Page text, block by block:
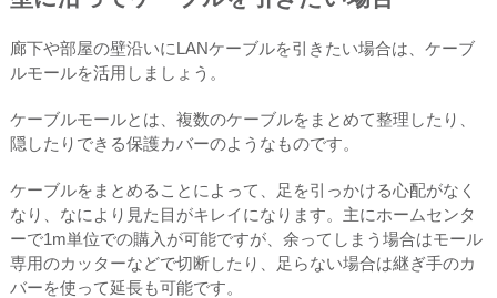
廊下や部屋の壁沿いにLANケーブルを引きたい場合は、ケーブ
ルモールを活用しましょう。
ケーブルモールとは、複数のケーブルをまとめて整理したり、
隠したりできる保護カバーのようなものです。
ケーブルをまとめることによって、足を引っかける心配がなく
なり、なにより見た目がキレイになります。主にホームセンタ
ーで1m単位での購入が可能ですが、余ってしまう場合はモール
専用のカッターなどで切断したり、足らない場合は継ぎ手のカ
バーを使って延長も可能です。